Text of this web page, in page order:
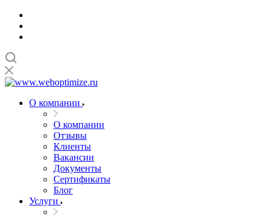
О компании
О компании
Отзывы
Клиенты
Вакансии
Документы
Сертификаты
Блог
Услуги